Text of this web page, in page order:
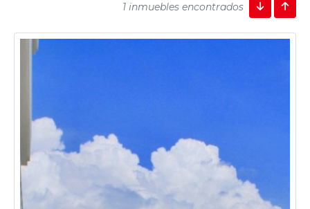
1 inmuebles encontrados